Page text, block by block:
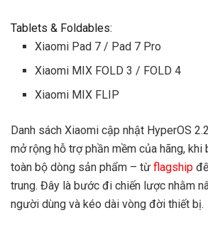
Tablets & Foldables:
Xiaomi Pad 7 / Pad 7 Pro
Xiaomi MIX FOLD 3 / FOLD 4
Xiaomi MIX FLIP
Danh sách Xiaomi cập nhật HyperOS
mở rộng hỗ trợ phần mềm của hãng, khi
toàn bộ dòng sản phẩm – từ flagship
trung. Đây là bước đi chiến lược nhằm
người dùng và kéo dài vòng đời thiết bị.